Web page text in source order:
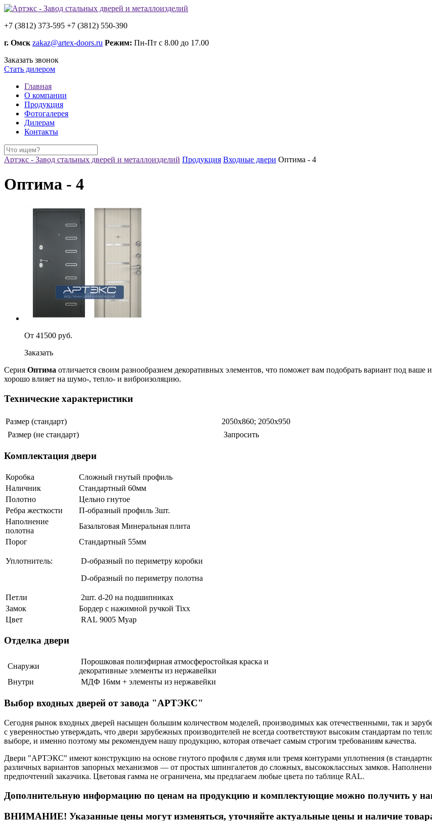
+7 (3812) 373-595 +7 (3812) 550-390
г. Омск zakaz@artex-doors.ru Режим: Пн-Пт с 8.00 до 17.00
Заказать звонок
Стать дилером
Главная
О компании
Продукция
Фотогалерея
Дилерам
Контакты
Артэкс - Завод стальных дверей и металлоизделий Продукция Входные двери Оптима - 4
Оптима - 4
От 41500 руб.
Заказать
Серия Оптима отличается своим разнообразием декоративных элементов, что поможет вам подобрать вариант под
хорошо влияет на шумо-, тепло- и виброизоляцию.
Технические характеристики
Размер (стандарт)
2050х860; 2050х950
Размер (не стандарт)
Запросить
Комплектация двери
Коробка
Сложный гнутый профиль
Наличник
Стандартный 60мм
Полотно
Цельно гнутое
Ребра жесткости
П-образный профиль 3шт.
Наполнение
полотна
Базальтовая Минеральная плита
Порог
Стандартный 55мм
Уплотнитель:
D-образный по периметру коробки
D-образный по периметру полотна
Петли
2шт. d-20 на подшипниках
Замок
Бордер с нажимной ручкой Tixx
Цвет
RAL 9005 Муар
Отделка двери
Снаружи
Порошковая полиэфирная атмосферостойкая краска и
декоративные элементы из нержавейки
Внутри
МДФ 16мм + элементы из нержавейки
Выбор входных дверей от завода "АРТЭКС"
Сегодня рынок входных дверей насыщен большим количеством моделей, производимых как отечественными, так и
с уверенностью утверждать, что двери зарубежных производителей не всегда соответствуют высоким стандартам по
выборе, и именно поэтому мы рекомендуем нашу продукцию, которая отвечает самым строгим требованиям качества.
Двери "АРТЭКС" имеют конструкцию на основе гнутого профиля с двумя или тремя контурами уплотнения (в
различных вариантов запорных механизмов — от простых шпингалетов до сложных, высококлассных замков.
предпочтений заказчика. Цветовая гамма не ограничена, мы предлагаем любые цвета по таблице RAL.
Дополнительную информацию по ценам на продукцию и комплектующие можно получить у
ВНИМАНИЕ! Указанные цены могут изменяться, уточняйте актуальные цены и наличие